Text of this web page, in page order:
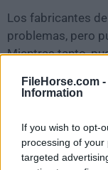
FileHorse.com -
Information
If you wish to opt-
processing of
targeted
Los fabricantes
problemas, pero
Mientras tanto,
reciente de
simplemente haz